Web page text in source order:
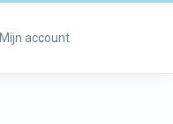
Mijn account